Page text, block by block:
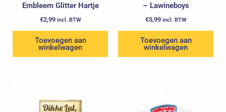
Embleem Glitter Hartje
€2,99 incl. BTW
Toevoegen aan
winkelwagen
– Lawineboys
€5,99 incl. BTW
Toevoegen aan
winkelwagen